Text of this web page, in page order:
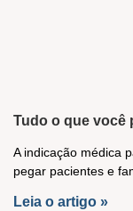
Tudo o que você
A indicação médica
pegar pacientes e
Leia o artigo »